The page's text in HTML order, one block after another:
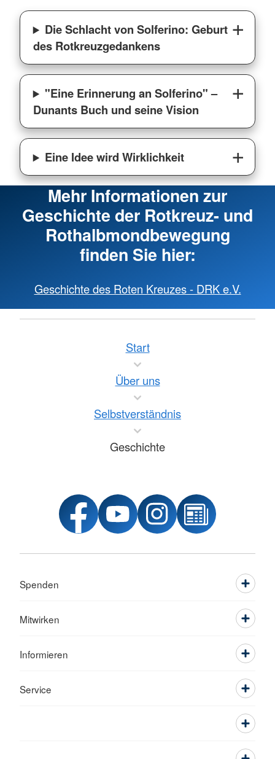
Die Schlacht von Solferino: Geburt
des Rotkreuzgedankens
"Eine Erinnerung an Solferino" –
Dunants Buch und seine Vision
Eine Idee wird Wirklichkeit
Mehr Informationen zur
Geschichte der Rotkreuz- und
Rothalbmondbewegung
finden Sie hier:
Geschichte des Roten Kreuzes - DRK e.V.
Start
Über uns
Selbstverständnis
Geschichte
Spenden
Mitwirken
Informieren
Service